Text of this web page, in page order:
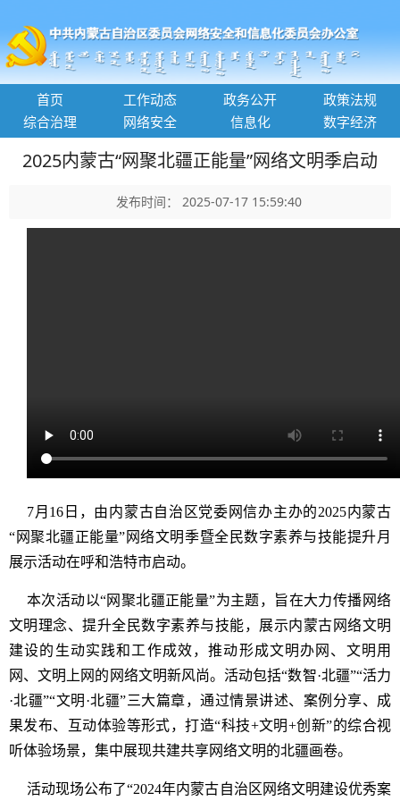
首页 工作动态 政务公开
政策法规
综合治理
网络安全 信息化 数字经济
2025内蒙古“网聚北疆正能量”网络文明季启动
发布时间： 2025-07-17 15:59:40
7月16日，由内蒙古自治区党委网信办主办的2025内蒙古
“网聚北疆正能量”网络文明季暨全民数字素养与技能提升月
展示活动在呼和浩特市启动。
本次活动以“网聚北疆正能量”为主题，旨在大力传播网络
文明理念、提升全民数字素养与技能，展示内蒙古网络文明
建设的生动实践和工作成效，推动形成文明办网、文明用
网、文明上网的网络文明新风尚。活动包括“数智·北疆”“活力
·北疆”“文明·北疆”三大篇章，通过情景讲述、案例分享、成
果发布、互动体验等形式，打造“科技+文明+创新”的综合视
听体验场景，集中展现共建共享网络文明的北疆画卷。
活动现场公布了“2024年内蒙古自治区网络文明建设优秀案